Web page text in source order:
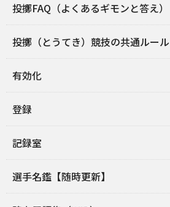
投擲FAQ（よくあるギモンと答え）
投擲（とうてき）競技の共通ルール
有効化
登録
記録室
選手名鑑【随時更新】